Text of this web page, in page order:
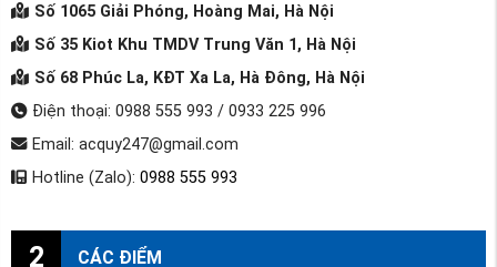
Số 1065 Giải Phóng, Hoàng Mai, Hà Nội
Số 35 Kiot Khu TMDV Trung Văn 1, Hà Nội
Số 68 Phúc La, KĐT Xa La, Hà Đông, Hà Nội
Điện thoại: 0988 555 993 / 0933 225 996
Email: acquy247@gmail.com
Hotline (Zalo): 0988 555 993
2 CÁC ĐIỂM